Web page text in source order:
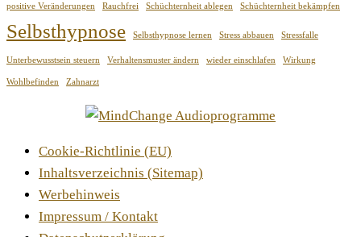
positive Veränderungen Rauchfrei Schüchternheit ablegen Schüchternheit bekämpfen
Selbsthypnose Selbsthypnose lernen Stress abbauen Stressfalle
Unterbewusstsein steuern Verhaltensmuster ändern wieder einschlafen Wirkung
Wohlbefinden Zahnarzt
Cookie-Richtlinie (EU)
Inhaltsverzeichnis (Sitemap)
Werbehinweis
Impressum / Kontakt